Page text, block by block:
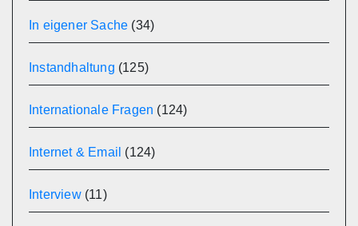
In eigener Sache (34)
Instandhaltung (125)
Internationale Fragen (124)
Internet & Email (124)
Interview(11)